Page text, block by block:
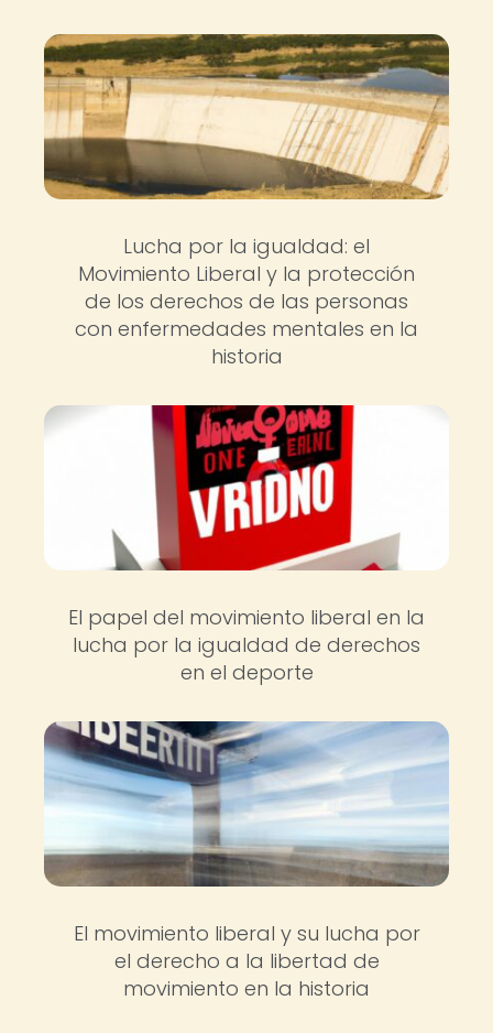
Lucha por la igualdad: el
Movimiento Liberal y la protección
de los derechos de las personas
con enfermedades mentales en la
historia
El papel del movimiento liberal en la
lucha por la igualdad de derechos
en el deporte
El movimiento liberal y su lucha por
el derecho a la libertad de
movimiento en la historia